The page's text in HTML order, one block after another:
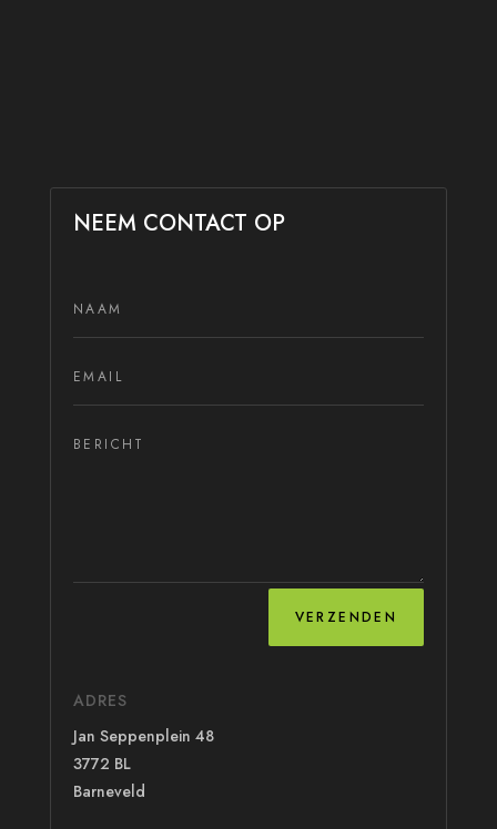
NEEM CONTACT OP
VERZENDEN
ADRES
Jan Seppenplein 48
3772 BL
Barneveld